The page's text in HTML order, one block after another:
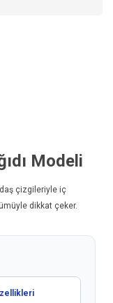
Modeli
çizgileriyle iç
dikkat çeker.